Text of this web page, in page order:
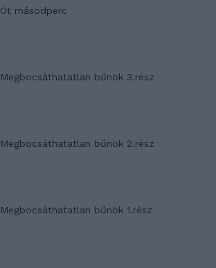
Öt másodperc
Megbocsáthatatlan bűnök 3.rész
Megbocsáthatatlan bűnök 2.rész
Megbocsáthatatlan bűnök 1.rész